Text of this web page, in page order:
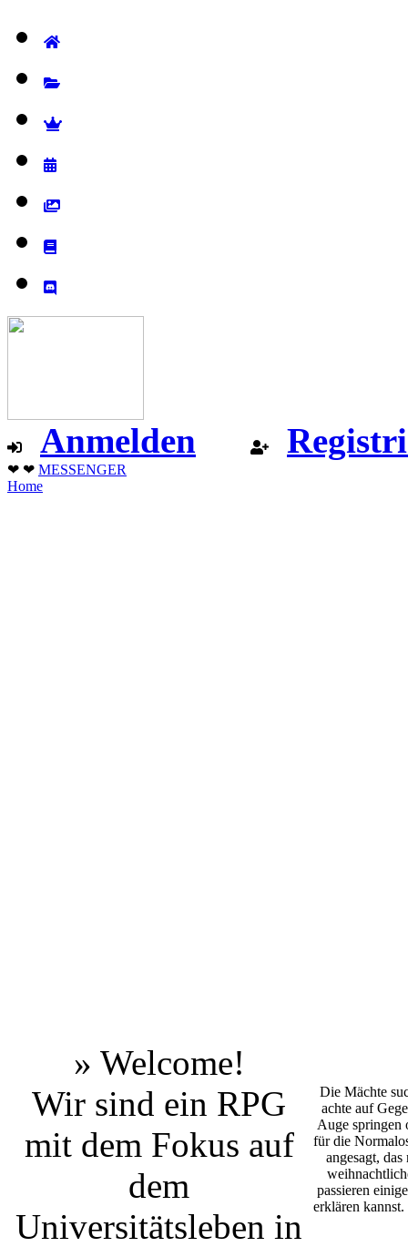
Anmelden
❤ ❤ MESSENGER
Home
» Welcome!
Wir sind ein RPG
mit dem Fokus auf
dem
Universitätsleben in
Die Mächte
achte auf
Auge springen
für die
angesagt,
passieren
erklären